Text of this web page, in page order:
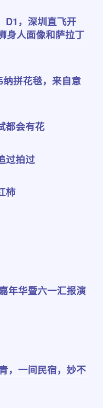
D1，深圳直飞开
身人面像和萨拉丁
纳拼花毯，来自意
都会有花
过拍过
柿
年华暨六一汇报演
，一间民宿，妙不